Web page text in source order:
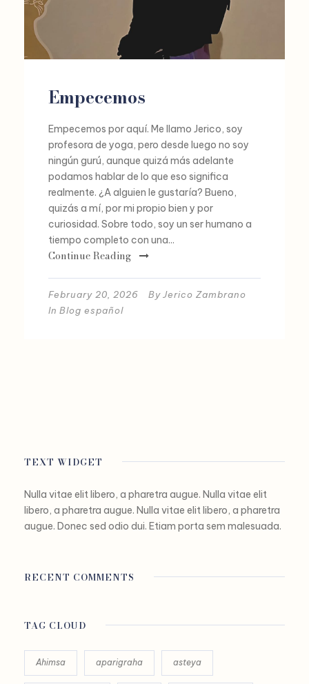
Empecemos
Empecemos por aquí. Me llamo Jerico, soy
profesora de yoga, pero desde luego no soy
ningún gurú, aunque quizá más adelante
podamos hablar de lo que eso significa
realmente. ¿A alguien le gustaría? Bueno,
quizás a mí, por mi propio bien y por
curiosidad. Sobre todo, soy un ser humano a
tiempo completo con una...
Continue Reading
February 20, 2026 By Jerico Zambrano
In Blog español
TEXT WIDGET
Nulla vitae elit libero, a pharetra augue. Nulla vitae elit
libero, a pharetra augue. Nulla vitae elit libero, a pharetra
augue. Donec sed odio dui. Etiam porta sem malesuada.
RECENT COMMENTS
TAG CLOUD
Ahimsa aparigraha asteya